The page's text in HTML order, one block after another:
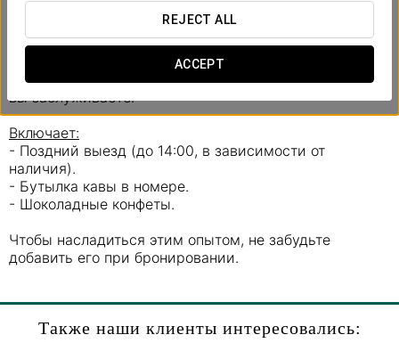
REJECT ALL
ACCEPT
Washington Irving.
Не упустите эту возможность. Просыпайтесь без
спешки и разделите уникальные моменты в лучшей
компании. Ведь любовь – это не роскошь… это то, что
вы заслуживаете.
Включает:
- Поздний выезд (до 14:00, в зависимости от
наличия).
- Бутылка кавы в номере.
- Шоколадные конфеты.
Чтобы насладиться этим опытом, не забудьте
добавить его при бронировании.
Также наши клиенты интересовались: